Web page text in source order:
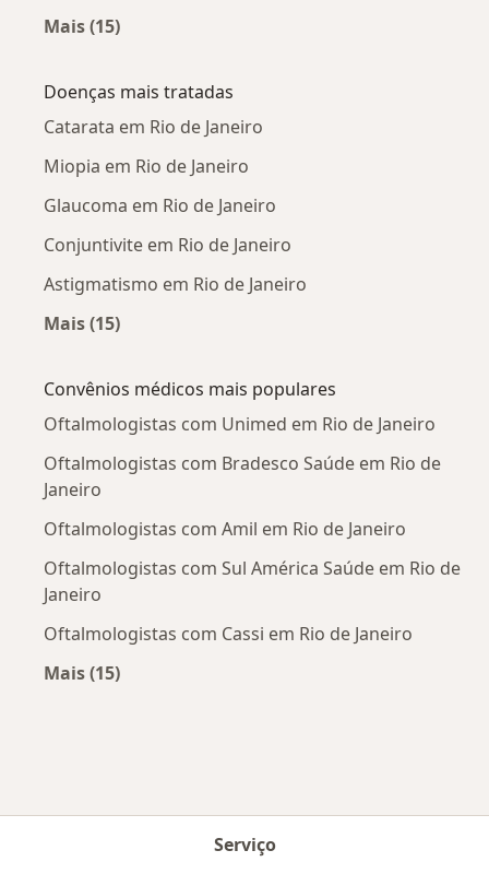
Mais (15)
Doenças mais tratadas
Catarata em Rio de Janeiro
Miopia em Rio de Janeiro
Glaucoma em Rio de Janeiro
Conjuntivite em Rio de Janeiro
Astigmatismo em Rio de Janeiro
Mais (15)
Convênios médicos mais populares
Oftalmologistas com Unimed em Rio de Janeiro
Oftalmologistas com Bradesco Saúde em Rio de
Janeiro
Oftalmologistas com Amil em Rio de Janeiro
Oftalmologistas com Sul América Saúde em Rio de
Janeiro
Oftalmologistas com Cassi em Rio de Janeiro
Mais (15)
Serviço